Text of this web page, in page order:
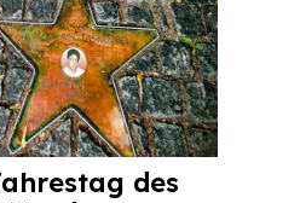
des